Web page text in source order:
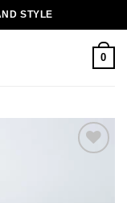
STYLE
0